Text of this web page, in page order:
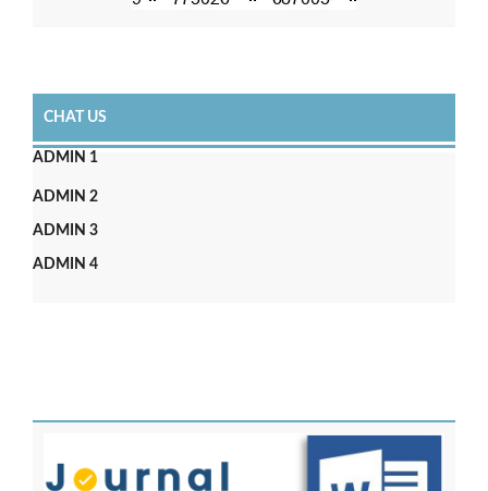
CHAT US
ADMIN 1
ADMIN 2
ADMIN 3
ADMIN 4